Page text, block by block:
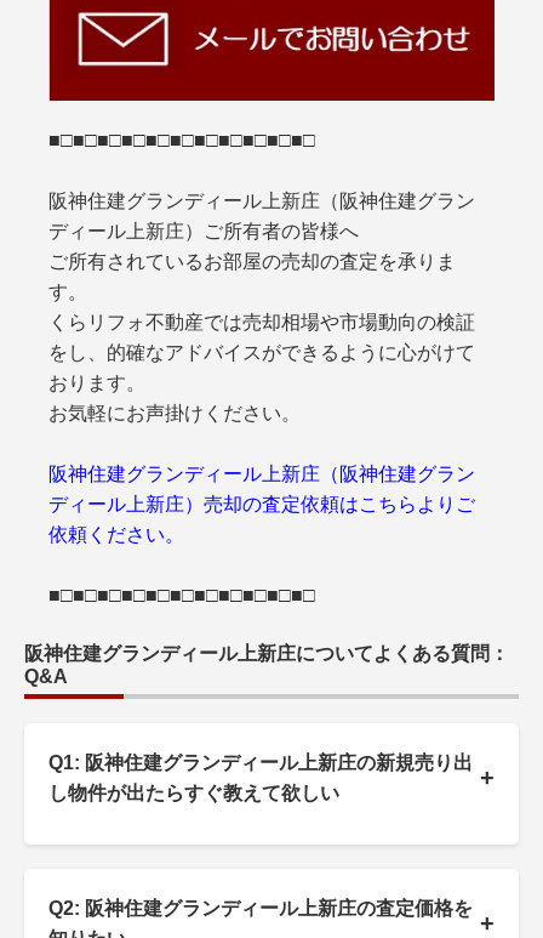
■□■□■□■□■□■□■□■□■□■□■□
阪神住建グランディール上新庄（阪神住建グラン
ディール上新庄）ご所有者の皆様へ
ご所有されているお部屋の売却の査定を承りま
す。
くらリフォ不動産では売却相場や市場動向の検証
をし、的確なアドバイスができるように心がけて
おります。
お気軽にお声掛けください。
阪神住建グランディール上新庄（阪神住建グラン
ディール上新庄）売却の査定依頼はこちらよりご
依頼ください。
■□■□■□■□■□■□■□■□■□■□■□
阪神住建グランディール上新庄についてよくある質問：
Q&A
Q1: 阪神住建グランディール上新庄の新規売り出
し物件が出たらすぐ教えて欲しい
+
Q2: 阪神住建グランディール上新庄の査定価格を
+